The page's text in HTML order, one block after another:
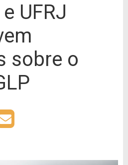
UFRJ
sobre o